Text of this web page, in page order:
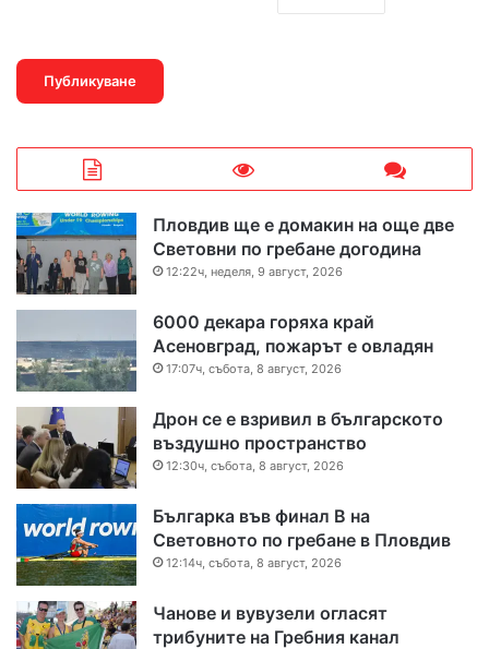
Пловдив ще е домакин на още две
Световни по гребане догодина
12:22ч, неделя, 9 август, 2026
6000 декара горяха край
Асеновград, пожарът е овладян
17:07ч, събота, 8 август, 2026
Дрон се е взривил в българското
въздушно пространство
12:30ч, събота, 8 август, 2026
Българка във финал B на
Световното по гребане в Пловдив
12:14ч, събота, 8 август, 2026
Чанове и вувузели огласят
трибуните на Гребния канал